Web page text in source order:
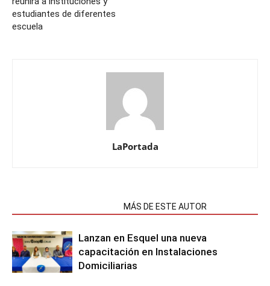
estudiantes de diferentes
escuela
LaPortada
MÁS DE ESTE AUTOR
Lanzan en Esquel una nueva
capacitación en Instalaciones
Domiciliarias